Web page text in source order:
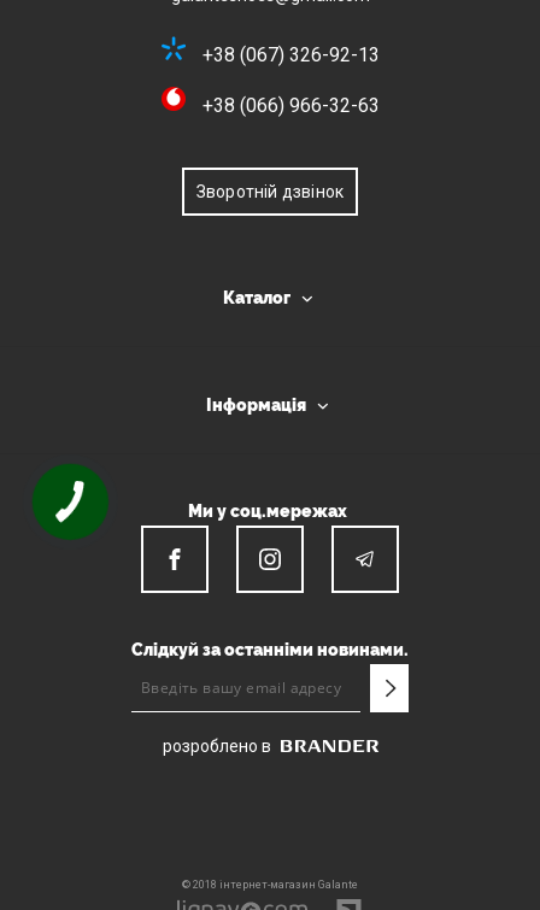
+38 (067) 326-92-13
+38 (066) 966-32-63
Зворотній дзвінок
Каталог
Інформація
Ми у соц.мережах
Слідкуй за останніми новинами.
розроблено в
© 2018 інтернет-магазин Galante